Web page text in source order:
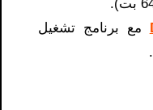
مع برنامج تشغيل